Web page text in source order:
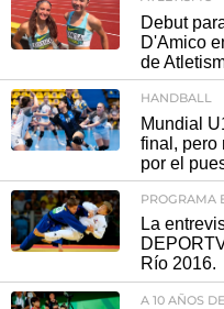
Debut
D'Amico
de
HANDBALL
Mundial
final, pero
por el
PROGRAMA
La
Río 2016.
A 10 AÑOS